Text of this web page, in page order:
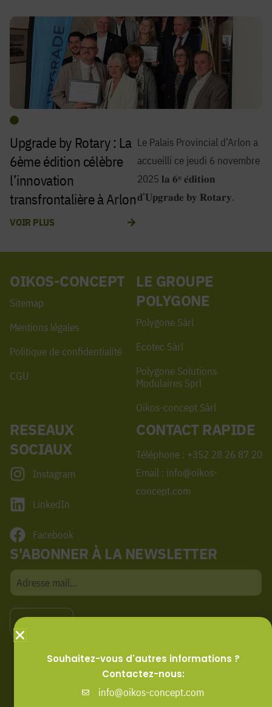
Upgrade by Rotary : La
6ème édition célèbre
l’innovation
transfrontalière à Arlon
Le Palais Provincial d’Arlon a
accueilli ce jeudi 6 novembre
2025 𝐥𝐚 𝟔ᵉ 𝐞́𝐝𝐢𝐭𝐢𝐨𝐧
𝐝’𝐔𝐩𝐠𝐫𝐚𝐝𝐞 𝐛𝐲 𝐑𝐨𝐭𝐚𝐫𝐲.
VOIR PLUS
OIKOS-CONCEPT
Sitemap
Mentions légales
Politique de confidentialité
CGU
LE GROUPE
POLYGONE
Polygone Sàrl
Ecotec Sàrl
Polygone Solutions
Modulaires Sprl
Oikos-concept Sàrl
RESEAUX
SOCIAUX
Instagram
LinkedIn
Facebook
CONTACT RAPIDE
Téléphone : +352 28 26 87 20
Email : info@oikos-
concept.com
S'ABONNER À LA NEWSLETTER
S'INSCRIRE
Souhaitez-vous d'autres informations ?
Contactez-nous:
info@oikos-concept.com